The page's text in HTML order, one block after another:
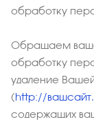
обработку
Обращаем ваше
обработку
удаление
(http://
содержащих